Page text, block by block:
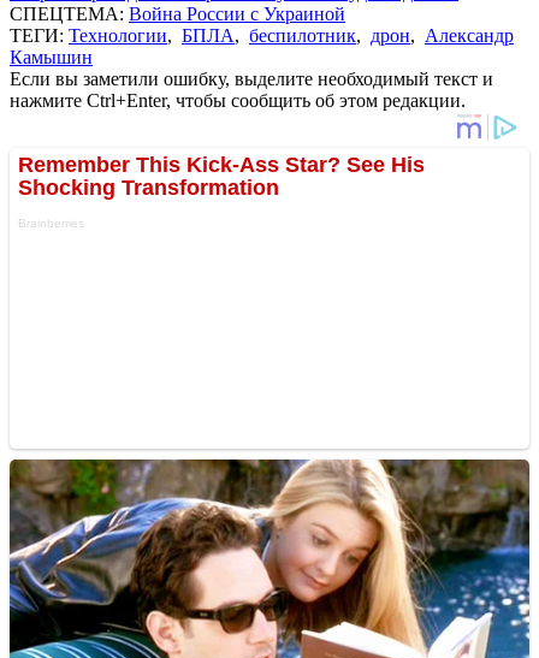
СПЕЦТЕМА: Война России с Украиной
ТЕГИ: Технологии, БПЛА, беспилотник, дрон, Александр
Камышин
Если вы заметили ошибку, выделите необходимый текст и
нажмите Ctrl+Enter, чтобы сообщить об этом редакции.